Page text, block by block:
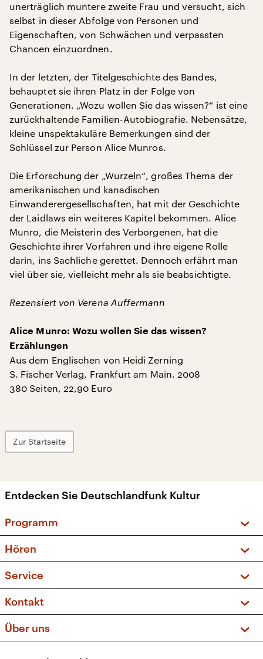
unerträglich muntere zweite Frau und versucht, sich
selbst in dieser Abfolge von Personen und
Eigenschaften, von Schwächen und verpassten
Chancen einzuordnen.
In der letzten, der Titelgeschichte des Bandes,
behauptet sie ihren Platz in der Folge von
Generationen. „Wozu wollen Sie das wissen?“ ist eine
zurückhaltende Familien-Autobiografie. Nebensätze,
kleine unspektakuläre Bemerkungen sind der
Schlüssel zur Person Alice Munros.
Die Erforschung der „Wurzeln“, großes Thema der
amerikanischen und kanadischen
Einwanderergesellschaften, hat mit der Geschichte
der Laidlaws ein weiteres Kapitel bekommen. Alice
Munro, die Meisterin des Verborgenen, hat die
Geschichte ihrer Vorfahren und ihre eigene Rolle
darin, ins Sachliche gerettet. Dennoch erfährt man
viel über sie, vielleicht mehr als sie beabsichtigte.
Rezensiert von Verena Auffermann
Alice Munro: Wozu wollen Sie das wissen?
Erzählungen
Aus dem Englischen von Heidi Zerning
S. Fischer Verlag, Frankfurt am Main. 2008
380 Seiten, 22,90 Euro
Zur Startseite
Entdecken Sie Deutschlandfunk Kultur
Programm
Sendungen und Podcasts
Musikliste
Kakadu – Das Kinderprogramm
Hören
Frequenzen (UKW + DAB+)
Service
FAQ
Apps
Newsletter
Kontakt
Social Media
Über uns